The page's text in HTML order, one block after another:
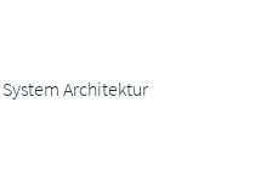
Architektur